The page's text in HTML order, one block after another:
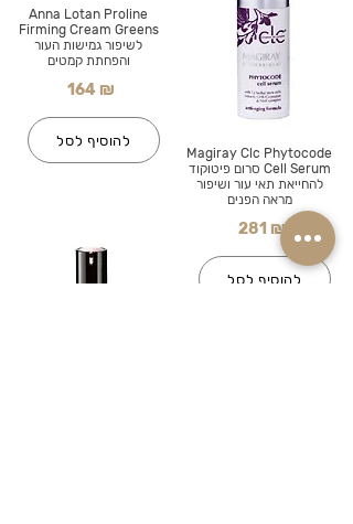
Anna Lotan Proline
Firming Cream Greens
לשיפור גמישות העור
והפחתת קמטים
164 ₪
להוסיף לסל
Magiray Clc Phytocode
Cell Serum סרום פיטוקוד
להחייאת תאי עור ושיפור
מראה הפנים
281 ₪
להוסיף לסל